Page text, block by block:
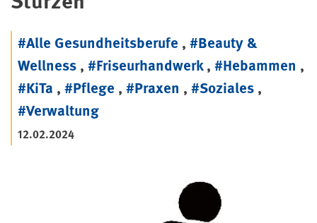
#Alle Gesundheitsberufe , #Beauty &
Wellness , #Friseurhandwerk, #Hebammen ,
#KiTa , #Pflege , #Praxen , #Soziales ,
#Verwaltung
12.02.2024